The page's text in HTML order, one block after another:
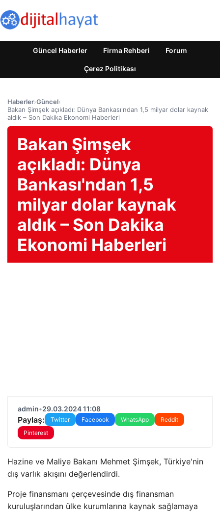
Güncel Haberler Firma Rehberi Forum
Çerez Politikası
Haberler›Güncel›
Bakan Şimşek açıkladı: Dünya Bankası'ndan 1,5 milyar dolar kaynak
aldık – Son Dakika Ekonomi Haberleri
Bakan Şimşek
açıkladı: Dünya
Bankası'ndan 1,5
milyar dolar kaynak
aldık – Son Dakika
Ekonomi Haberleri
admin•29.03.2024 11:08
Paylaş: Twitter Facebook WhatsApp
Reddit
Pinterest
Hazine ve Maliye Bakanı Mehmet Şimşek, Türkiye'nin
dış varlık akışını değerlendirdi.
Proje finansmanı çerçevesinde dış finansman
kuruluşlarından ülke kurumlarına kaynak sağlamaya